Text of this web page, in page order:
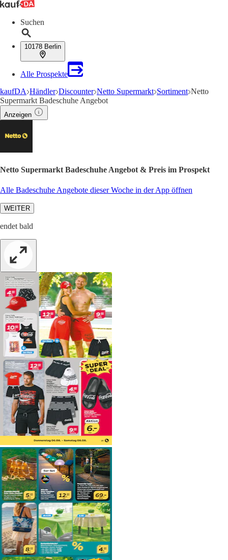
Suchen
10178 Berlin
Alle Prospekte
kaufDA Händler Discounter Netto Supermarkt Sortiment Netto
Supermarkt Badeschuhe Angebot
Anzeigen
Netto Supermarkt Badeschuhe Angebot & Preis im Prospekt
Alle Badeschuhe Angebote dieser Woche in der App öffnen
WEITER
endet bald